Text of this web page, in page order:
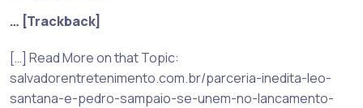
… [Trackback]
[…] Read More on that Topic:
salvadorentretenimento.com.br/parceria-inedita-leo-
santana-e-pedro-sampaio-se-unem-no-lancamento-